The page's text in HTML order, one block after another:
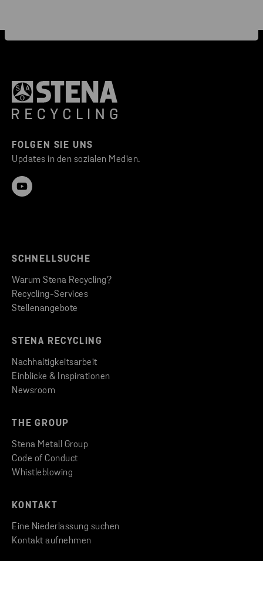
FOLGEN SIE UNS
Updates in den sozialen Medien.
SCHNELLSUCHE
Warum Stena Recycling?
Recycling-Services
Stellenangebote
STENA RECYCLING
Nachhaltigkeitsarbeit
Einblicke & Inspirationen
Newsroom
THE GROUP
Stena Metall Group
Code of Conduct
Whistleblowing
KONTAKT
Eine Niederlassung suchen
Kontakt aufnehmen